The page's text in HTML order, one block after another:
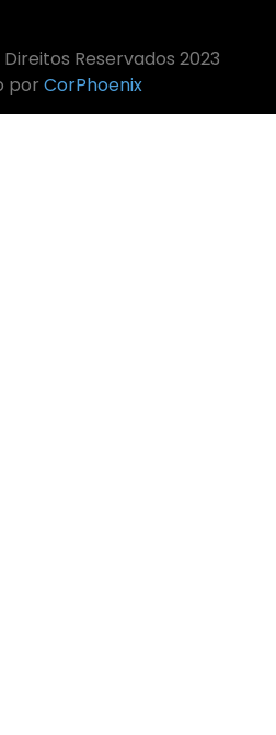
Reservados 2023
por CorPhoenix